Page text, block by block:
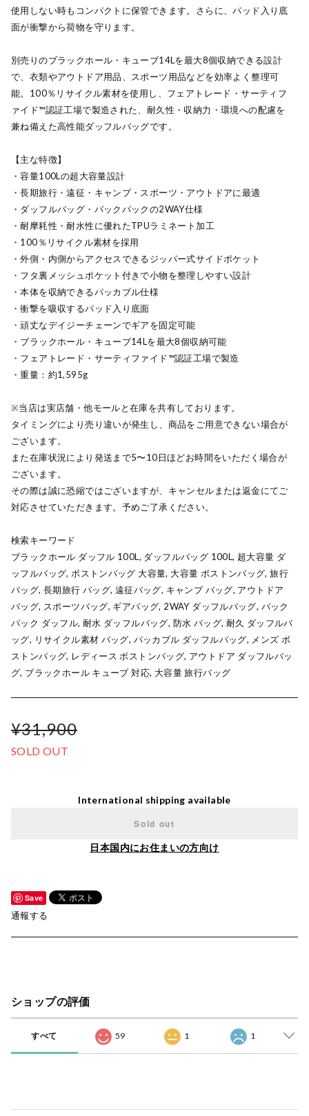
使用しない時もコンパクトに保管できます。さらに、パッド入り底
面が衝撃から荷物を守ります。
別売りのブラックホール・キューブ14Lを最大8個収納できる設計
で、衣類やアウトドア用品、スポーツ用品などを効率よく整理可
能。100％リサイクル素材を使用し、フェアトレード・サーティフ
ァイド™認証工場で製造された、耐久性・収納力・環境への配慮を
兼ね備えた高性能ダッフルバッグです。
【主な特徴】
・容量100Lの超大容量設計
・長期旅行・遠征・キャンプ・スポーツ・アウトドアに最適
・ダッフルバッグ・バックパックの2WAY仕様
・耐摩耗性・耐水性に優れたTPUラミネート加工
・100％リサイクル素材を採用
・外側・内側からアクセスできるジッパー式サイドポケット
・フタ裏メッシュポケット付きで小物を整理しやすい設計
・本体を収納できるパッカブル仕様
・衝撃を吸収するパッド入り底面
・頑丈なデイジーチェーンでギアを固定可能
・ブラックホール・キューブ14Lを最大8個収納可能
・フェアトレード・サーティファイド™認証工場で製造
・重量：約1,595g
※当店は実店舗・他モールと在庫を共有しております。
タイミングにより売り違いが発生し、商品をご用意できない場合が
ございます。
また在庫状況により発送まで5〜10日ほどお時間をいただく場合が
ございます。
その際は誠に恐縮ではございますが、キャンセルまたは返金にてご
対応させていただきます。予めご了承ください。
検索キーワード
ブラックホール ダッフル 100L, ダッフルバッグ 100L, 超大容量 ダ
ッフルバッグ, ボストンバッグ 大容量, 大容量 ボストンバッグ, 旅行
バッグ, 長期旅行 バッグ, 遠征バッグ, キャンプ バッグ, アウトドア
バッグ, スポーツバッグ, ギアバッグ, 2WAY ダッフルバッグ, バック
パック ダッフル, 耐水 ダッフルバッグ, 防水 バッグ, 耐久 ダッフルバ
ッグ, リサイクル素材 バッグ, パッカブル ダッフルバッグ, メンズ ボ
ストンバッグ, レディース ボストンバッグ, アウトドア ダッフルバッ
グ, ブラックホール キューブ 対応, 大容量 旅行バッグ
¥31,900
SOLD OUT
International shipping available
Sold out
日本国内にお住まいの方向け
Save
通報する
ショップの評価
すべて 59 1 1